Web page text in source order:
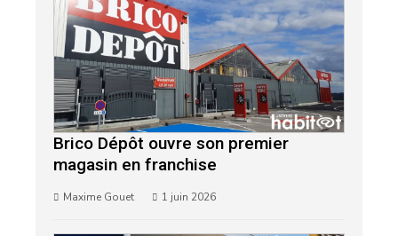
Brico Dépôt ouvre son premier
magasin en franchise
Maxime Gouet 1 juin 2026